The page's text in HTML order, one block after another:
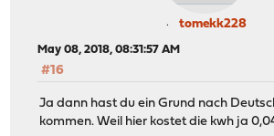
tomekk228
May 08, 2018, 08:31:57 AM
#16
Ja dann hast du ein Grund nach
kommen. Weil hier kostet die kwh ja